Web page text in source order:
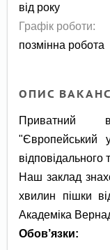
від року
Графік роботи:
позмінна робота
ОПИС
Приватний
"Європейський
відповідального
Наш заклад
хвилин пішки
Академіка
Обов’язки: